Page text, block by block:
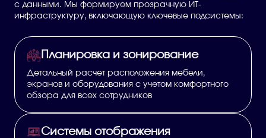
с данными. Мы формируем прозрачную ИТ-
инфраструктуру, включающую ключевые подсистемы:
Планировка и зонирование
Детальный расчет расположения мебели,
экранов и оборудования с учетом комфортного
обзора для всех сотрудников
Системы отображения